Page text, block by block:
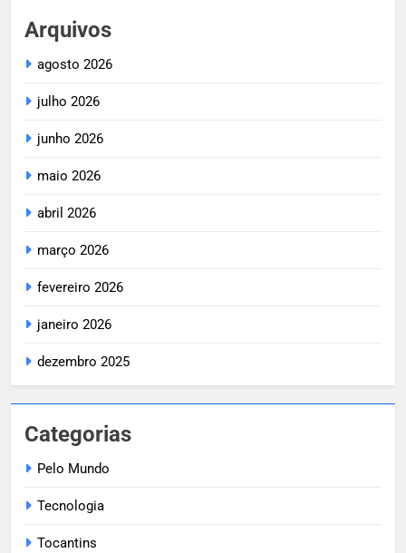
Arquivos
agosto 2026
julho 2026
junho 2026
maio 2026
abril 2026
março 2026
fevereiro 2026
janeiro 2026
dezembro 2025
Categorias
Pelo Mundo
Tecnologia
Tocantins